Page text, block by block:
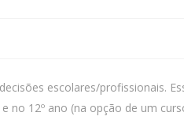
escolares/profissionais.
12º ano (na opção de um